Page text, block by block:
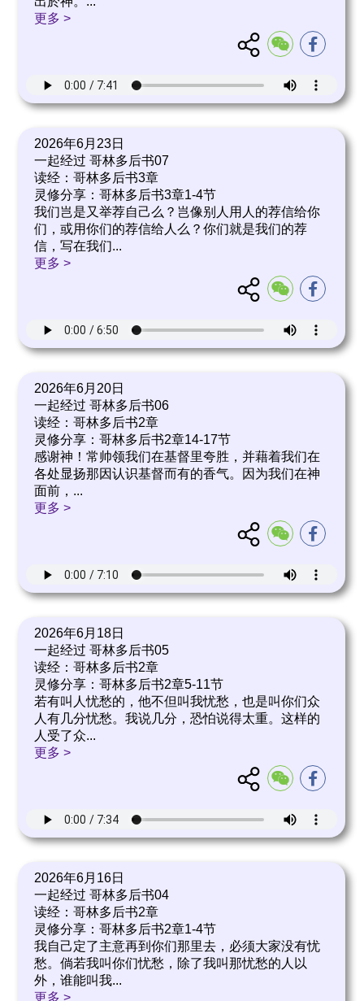
更多 >
2026年6月23日
一起经过 哥林多后书07
读经：哥林多后书3章
灵修分享：哥林多后书3章1-4节
我们岂是又举荐自己么？岂像别人用人的荐信给你
们，或用你们的荐信给人么？你们就是我们的荐
信，写在我们...
更多 >
2026年6月20日
一起经过 哥林多后书06
读经：哥林多后书2章
灵修分享：哥林多后书2章14-17节
感谢神！常帅领我们在基督里夸胜，并藉着我们在
各处显扬那因认识基督而有的香气。因为我们在神
面前， ...
更多 >
2026年6月18日
一起经过 哥林多后书05
读经：哥林多后书2章
灵修分享：哥林多后书2章5-11节
若有叫人忧愁的，他不但叫我忧愁，也是叫你们众
人有几分忧愁。我说几分，恐怕说得太重。这样的
人受了众...
更多 >
2026年6月16日
一起经过 哥林多后书04
读经：哥林多后书2章
灵修分享：哥林多后书2章1-4节
我自己定了主意再到你们那里去，必须大家没有忧
愁。倘若我叫你们忧愁，除了我叫那忧愁的人以
外，谁能叫我...
更多 >